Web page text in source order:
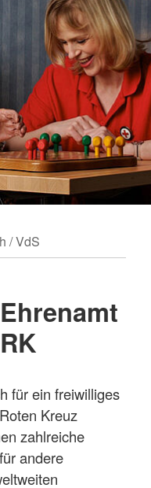
/ VdS
für ein freiwilliges
Kreuz
zahlreiche
andere